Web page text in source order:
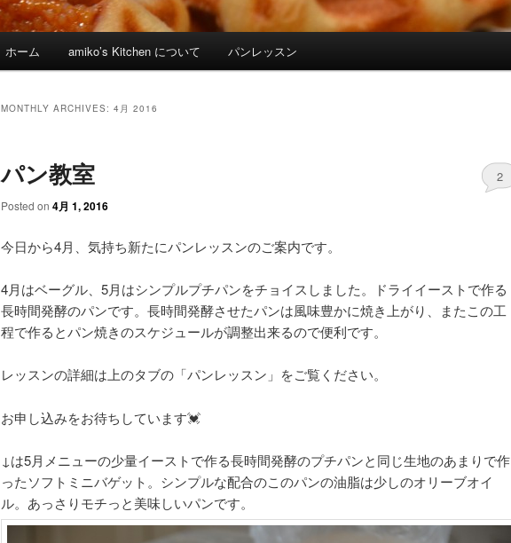
Skip to primary content
Skip to secondary content
ホーム amiko’s Kitchen について パンレッスン
MONTHLY ARCHIVES: 4月 2016
パン教室
Posted on 4月 1, 2016
2
今日から4月、気持ち新たにパンレッスンのご案内です。
4月はベーグル、5月はシンプルプチパンをチョイスしました。ドライイーストで作る
長時間発酵のパンです。長時間発酵させたパンは風味豊かに焼き上がり、またこの工
程で作るとパン焼きのスケジュールが調整出来るので便利です。
レッスンの詳細は上のタブの「パンレッスン」をご覧ください。
お申し込みをお待ちしています💓
↓は5月メニューの少量イーストで作る長時間発酵のプチパンと同じ生地のあまりで作
ったソフトミニバゲット。シンプルな配合のこのパンの油脂は少しのオリーブオイ
ル。あっさりモチっと美味しいパンです。